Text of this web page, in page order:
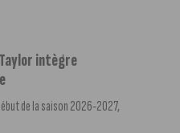
intègre
de la saison 2026-2027,